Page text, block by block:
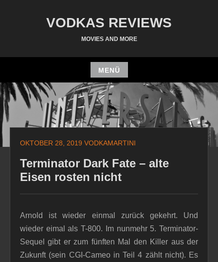
VODKAS REVIEWS
MOVIES AND MORE
MENÜ
Zum
Inhalt
springen
OKTOBER 28, 2019 VODKAMARTINI
Terminator Dark Fate – alte
Eisen rosten nicht
Arnold ist wieder einmal zurück gekehrt. Und
wieder eimal als T-800. Im nunmehr 5. Terminator-
Sequel gibt er zum fünften Mal den Killer aus der
Zukunft (sein CGI-Cameo in Teil 4 zählt nicht). Es